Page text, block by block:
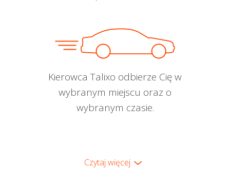
Kierowca Talixo odbierze Cię w
wybranym miejscu oraz o
wybranym czasie.
Czytaj więcej